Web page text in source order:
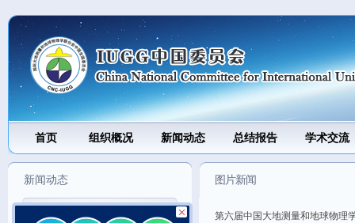
首页 组织概况 新闻动态 总结报告 学术交流
图片新闻
第六届中国大地测量和地球物理
新闻动态